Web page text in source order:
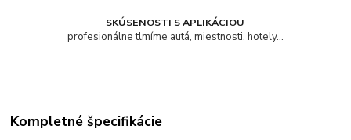
SKÚSENOSTI S APLIKÁCIOU
profesionálne tlmíme autá, miestnosti, hotely...
Kompletné špecifikácie